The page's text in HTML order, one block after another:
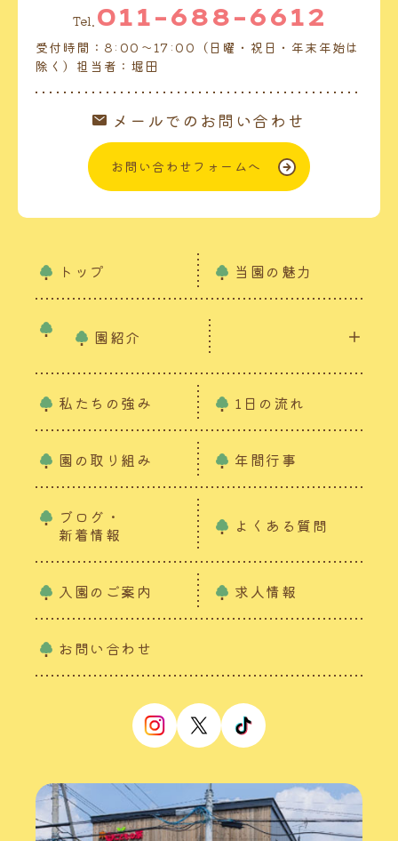
Tel. 011-688-6612
受付時間：8:00～17:00（日曜・祝日・年末年始は
除く）担当者：堀田
メールでのお問い合わせ
お問い合わせフォームへ
トップ 当園の魅力
園紹介
私たちの強み 1日の流れ
園の取り組み 年間行事
ブログ・
新着情報
よくある質問
入園のご案内 求人情報
お問い合わせ